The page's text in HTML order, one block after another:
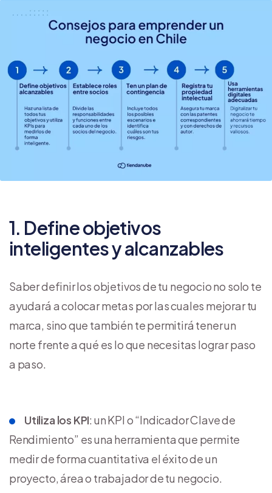
1. Define objetivos
inteligentes y alcanzables
Saber definir los objetivos de tu negocio no solo te
ayudará a colocar metas por las cuales mejorar tu
marca, sino que también te permitirá tener un
norte frente a qué es lo que necesitas lograr paso
a paso.
Utiliza los KPI: un KPI o “Indicador Clave de
Rendimiento” es una herramienta que permite
medir de forma cuantitativa el éxito de un
proyecto, área o trabajador de tu negocio.